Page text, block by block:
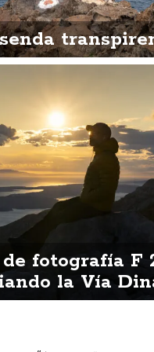
senda
fotografía F
la Vía